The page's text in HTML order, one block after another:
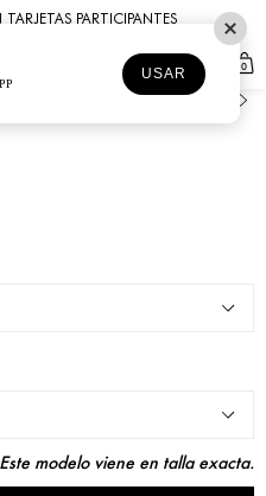
PARTICIPANTES
0
Este modelo viene en talla exacta.
USAR